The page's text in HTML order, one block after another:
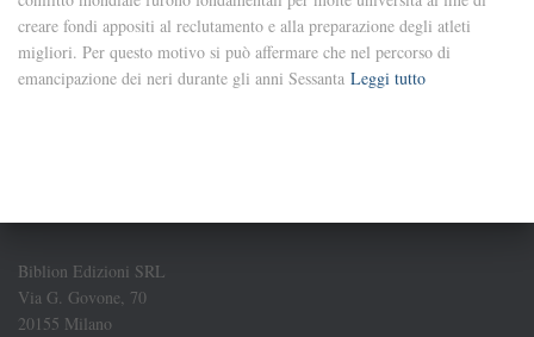
creare fondi appositi al reclutamento e alla preparazione degli atleti
migliori. Per questo motivo si può affermare che nel percorso di
emancipazione dei neri durante gli anni Sessanta Leggi tutto
Biblion Edizioni SRL
Via G. Govone, 70
20155 Milano